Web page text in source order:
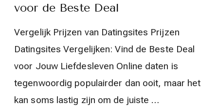
voor de Beste Deal
Vergelijk Prijzen van Datingsites Prijzen
Datingsites Vergelijken: Vind de Beste Deal
voor Jouw Liefdesleven Online daten is
tegenwoordig populairder dan ooit, maar het
kan soms lastig zijn om de juiste …